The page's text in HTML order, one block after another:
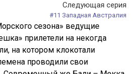
Следующая серия
#11 Западная Австралия
сезона» ведущие
прилетели на некогда
на котором клокотали
проводили свои